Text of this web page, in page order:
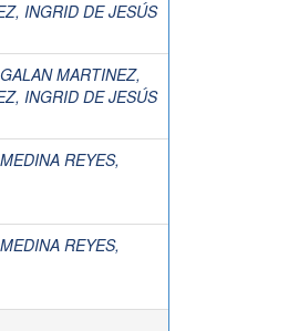
INGRID DE JESÚS
GALAN MARTINEZ,
INGRID DE JESÚS
MEDINA REYES,
MEDINA REYES,